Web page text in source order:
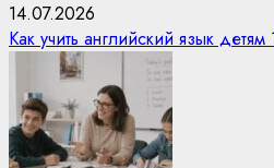
14.07.2026
Как учить английский язык